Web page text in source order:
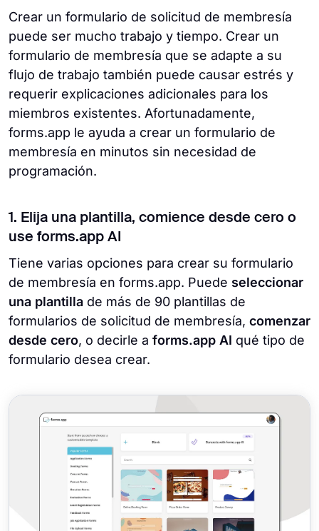
Crear un formulario de solicitud de membresía
puede ser mucho trabajo y tiempo. Crear un
formulario de membresía que se adapte a su
flujo de trabajo también puede causar estrés y
requerir explicaciones adicionales para los
miembros existentes. Afortunadamente,
forms.app le ayuda a crear un formulario de
membresía en minutos sin necesidad de
programación.
1. Elija una plantilla, comience desde cero o
use forms.app AI
Tiene varias opciones para crear su formulario
de membresía en forms.app. Puede seleccionar
una plantilla de más de 90 plantillas de
formularios de solicitud de membresía, comenzar
desde cero, o decirle a forms.app AI qué tipo de
formulario desea crear.